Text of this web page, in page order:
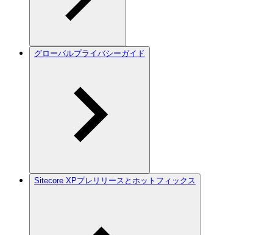
グローバルプライバシーガイド
Sitecore XPプレリリースとホットフィックス